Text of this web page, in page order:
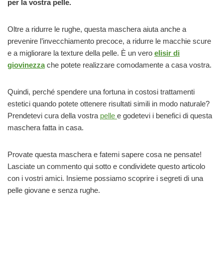
per la vostra pelle.
Oltre a ridurre le rughe, questa maschera aiuta anche a
prevenire l’invecchiamento precoce, a ridurre le macchie scure
e a migliorare la texture della pelle. È un vero elisir di
giovinezzache potete realizzare comodamente a casa vostra.
Quindi, perché spendere una fortuna in costosi trattamenti
estetici quando potete ottenere risultati simili in modo naturale?
Prendetevi cura della vostra pelle e godetevi i benefici di questa
maschera fatta in casa.
Provate questa maschera e fatemi sapere cosa ne pensate!
Lasciate un commento qui sotto e condividete questo articolo
con i vostri amici. Insieme possiamo scoprire i segreti di una
pelle giovane e senza rughe.